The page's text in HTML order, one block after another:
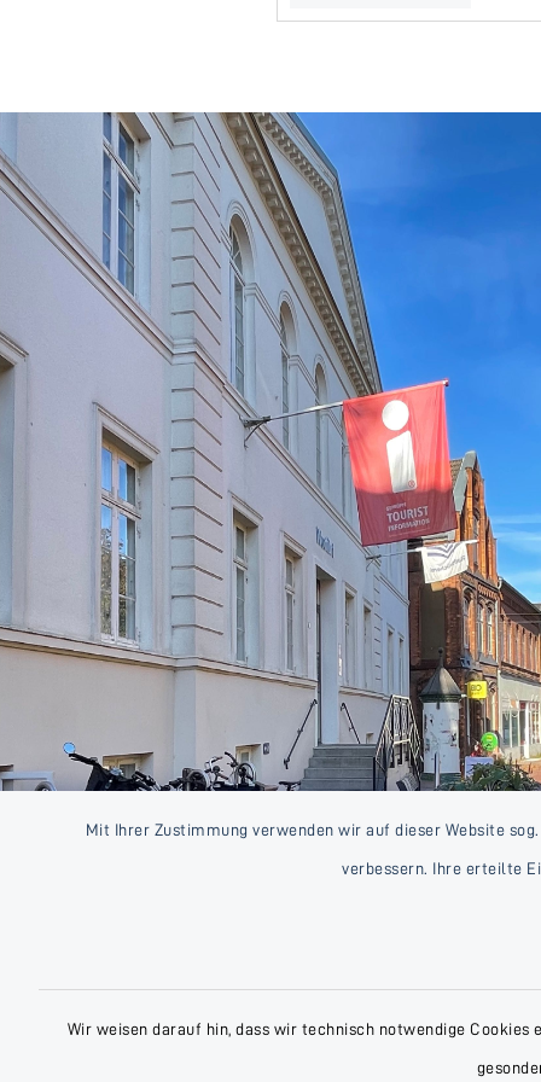
Mit Ihrer Zustimmung verwenden wir auf dieser Website
verbessern. Ihre erteilte
Wir weisen darauf hin, dass wir technisch notwendige